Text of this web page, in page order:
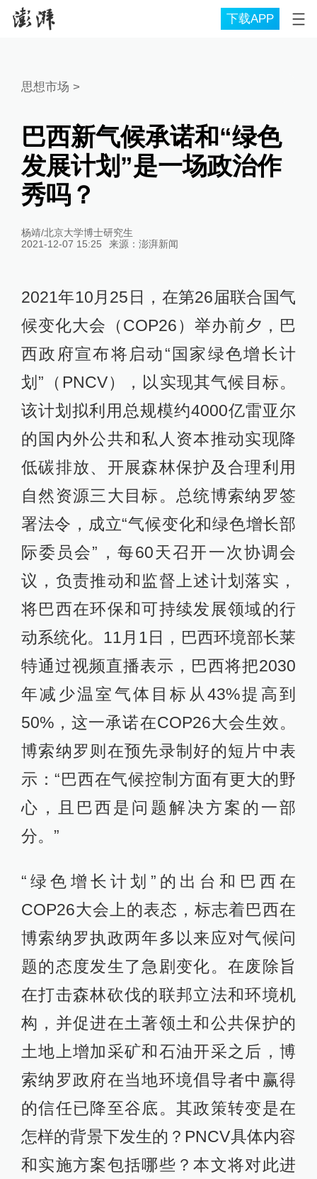
下载APP
思想市场 >
巴西新气候承诺和“绿色
发展计划”是一场政治作
秀吗？
杨靖/北京大学博士研究生
2021-12-07 15:25
来源： 澎湃新闻
2021年10月25日，在第26届联合国气
候变化大会（COP26）举办前夕，巴
西政府宣布将启动“国家绿色增长计
划”（PNCV），以实现其气候目标。
该计划拟利用总规模约4000亿雷亚尔
的国内外公共和私人资本推动实现降
低碳排放、开展森林保护及合理利用
自然资源三大目标。总统博索纳罗签
署法令，成立“气候变化和绿色增长部
际委员会”，每60天召开一次协调会
议，负责推动和监督上述计划落实，
将巴西在环保和可持续发展领域的行
动系统化。11月1日，巴西环境部长莱
特通过视频直播表示，巴西将把2030
年减少温室气体目标从43%提高到
50%，这一承诺在COP26大会生效。
博索纳罗则在预先录制好的短片中表
示：“巴西在气候控制方面有更大的野
心，且巴西是问题解决方案的一部
分。”
“绿色增长计划”的出台和巴西在
COP26大会上的表态，标志着巴西在
博索纳罗执政两年多以来应对气候问
题的态度发生了急剧变化。在废除旨
在打击森林砍伐的联邦立法和环境机
构，并促进在土著领土和公共保护的
土地上增加采矿和石油开采之后，博
索纳罗政府在当地环境倡导者中赢得
的信任已降至谷底。其政策转变是在
怎样的背景下发生的？PNCV具体内容
和实施方案包括哪些？本文将对此进